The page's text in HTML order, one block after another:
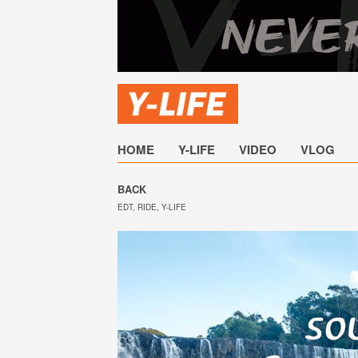
HOME Y-LIFE VIDEO VLOG
BACK
EDT, RIDE, Y-LIFE